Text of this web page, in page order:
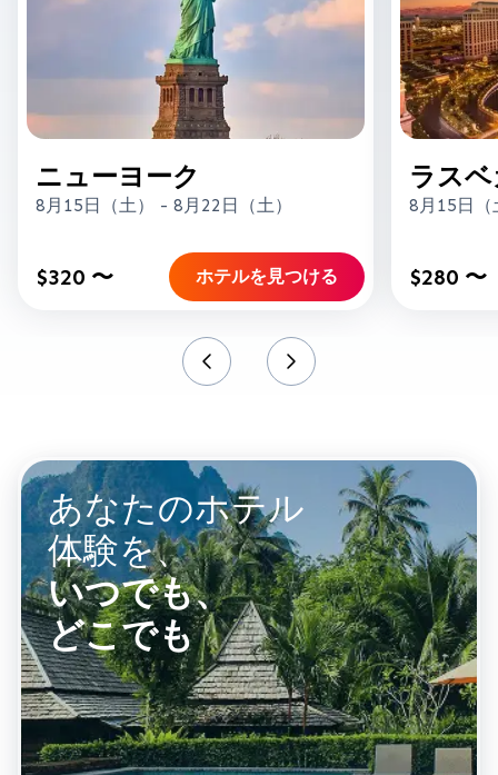
ニューヨーク
8月15日（土） - 8月22日（土）
$320 〜 ホテルを見つける
ラス
8月15日（
$280 〜
あなたのホテル
体験を、
いつでも、
どこでも